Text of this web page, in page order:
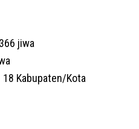
jiwa
Kabupaten/Kota